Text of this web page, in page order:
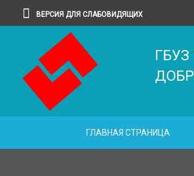
ВЕРСИЯ ДЛЯ СЛАБОВИДЯЩИХ
ГЛАВНАЯ СТРАНИЦА